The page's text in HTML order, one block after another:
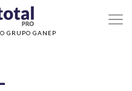
GRUPO GANEP
identificação do risco e